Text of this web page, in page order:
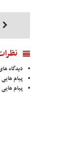
دیدگاه
پیام
پیام